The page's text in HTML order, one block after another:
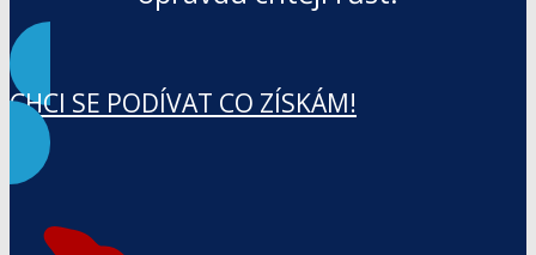
CHCI SE PODÍVAT CO ZÍSKÁM!